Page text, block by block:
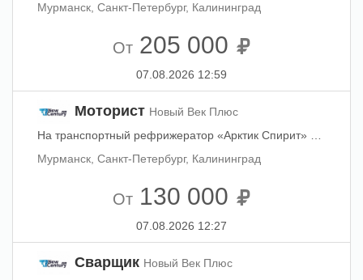
Мурманск, Санкт-Петербург, Калининград
От205 000
07.08.2026 12:59
Моторист Новый Век Плюс
Мурманск, Санкт-Петербург, Калининград
От130 000
07.08.2026 12:27
Сварщик Новый Век Плюс